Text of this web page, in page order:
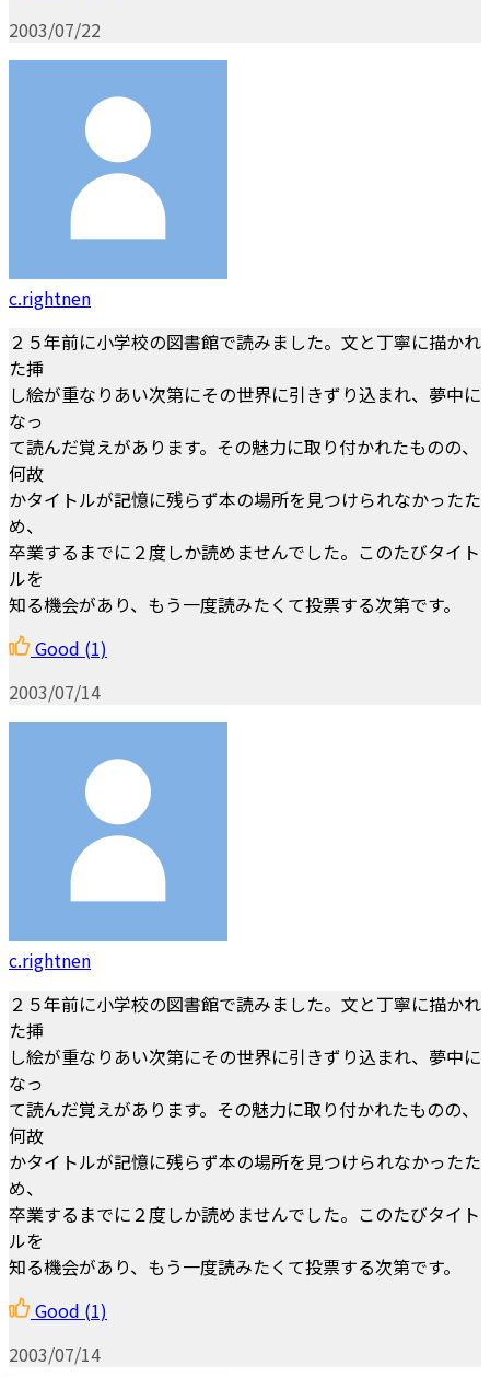
2003/07/22
c.rightnen
２５年前に小学校の図書館で読みました。文と丁寧に描かれ
た挿
し絵が重なりあい次第にその世界に引きずり込まれ、夢中に
なっ
て読んだ覚えがあります。その魅力に取り付かれたものの、
何故
かタイトルが記憶に残らず本の場所を見つけられなかったた
め、
卒業するまでに２度しか読めませんでした。このたびタイト
ルを
知る機会があり、もう一度読みたくて投票する次第です。
Good (1)
2003/07/14
c.rightnen
２５年前に小学校の図書館で読みました。文と丁寧に描かれ
た挿
し絵が重なりあい次第にその世界に引きずり込まれ、夢中に
なっ
て読んだ覚えがあります。その魅力に取り付かれたものの、
何故
かタイトルが記憶に残らず本の場所を見つけられなかったた
め、
卒業するまでに２度しか読めませんでした。このたびタイト
ルを
知る機会があり、もう一度読みたくて投票する次第です。
Good (1)
2003/07/14